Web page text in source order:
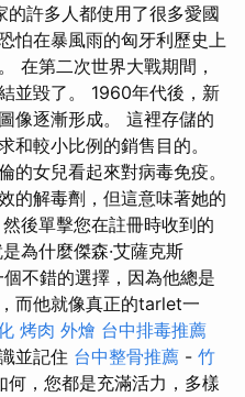
的許多人都使用了很多愛國
怕在暴風雨的匈牙利歷史上
在第二次世界大戰期間，
並毀了。 1960年代後，新
像逐漸形成。 這裡存儲的
和較小比例的銷售目的。
的女兒看起來對病毒免疫。
的解毒劑，但這意味著她的
後單擊您在註冊時收到的
為什麼傑森·艾薩克斯
不錯的選擇，因為他總是
而他就像真正的tarlet一
烤肉 外燴 台中排毒推薦
並記住 台中整骨推薦 - 竹
何，您都是充滿活力，多樣